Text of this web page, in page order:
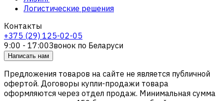
Логистические решения
Контакты
+375 (29) 125-02-05
9:00 - 17:00Звонок по Беларуси
Написать нам
Предложения товаров на сайте не является публичной
офертой. Договоры купли-продажи товара
оформляются через отдел продаж. Минимальная сумма